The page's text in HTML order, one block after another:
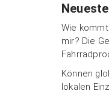
Wie
mir? Die
Können
lokalen